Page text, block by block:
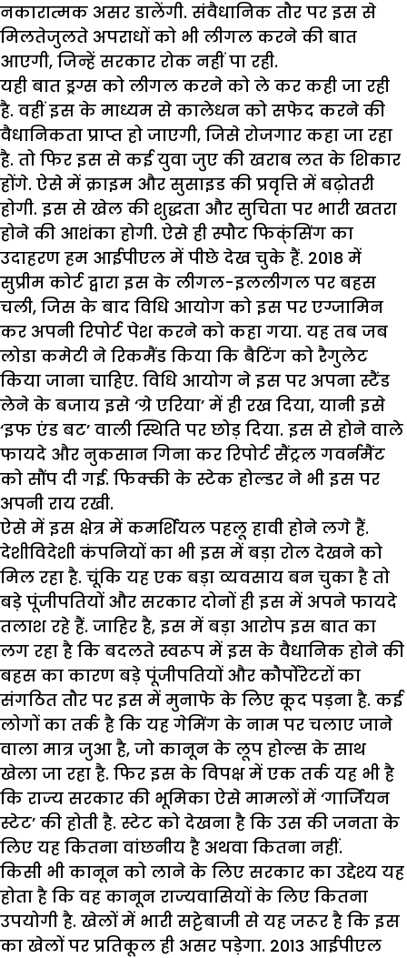
नकारात्मक असर डालेंगी. संवैधानिक तौर पर इस से
मिलतेजुलते अपराधों को भी लीगल करने की बात
आएगी, जिन्हें सरकार रोक नहीं पा रही.
यही बात ड्रग्स को लीगल करने को ले कर कही जा रही
है. वहीं इस के माध्यम से कालेधन को सफेद करने की
वैधानिकता प्राप्त हो जाएगी, जिसे रोजगार कहा जा रहा
है. तो फिर इस से कई युवा जुए की खराब लत के शिकार
होंगे. ऐसे में क्राइम और सुसाइड की प्रवृत्ति में बढ़ोतरी
होगी. इस से खेल की शुद्धता और सुचिता पर भारी खतरा
होने की आशंका होगी. ऐसे ही स्पौट फिक्ंसिंग का
उदाहरण हम आईपीएल में पीछे देख चुके हैं. 2018 में
सुप्रीम कोर्ट द्वारा इस के लीगल-इललीगल पर बहस
चली, जिस के बाद विधि आयोग को इस पर एग्जामिन
कर अपनी रिपोर्ट पेश करने को कहा गया. यह तब जब
लोडा कमेटी ने रिकमैंड किया कि बैटिंग को रैगुलेट
किया जाना चाहिए. विधि आयोग ने इस पर अपना स्टैंड
लेने के बजाय इसे ‘ग्रे एरिया’ में ही रख दिया, यानी इसे
‘इफ एंड बट’ वाली स्थिति पर छोड़ दिया. इस से होने वाले
फायदे और नुकसान गिना कर रिपोर्ट सैंट्रल गवर्नमैंट
को सौंप दी गई. फिक्की के स्टेक होल्डर ने भी इस पर
अपनी राय रखी.
ऐसे में इस क्षेत्र में कमर्शियल पहलू हावी होने लगे हैं.
देशीविदेशी कंपनियों का भी इस में बड़ा रोल देखने को
मिल रहा है. चूंकि यह एक बड़ा व्यवसाय बन चुका है तो
बड़े पूंजीपतियों और सरकार दोनों ही इस में अपने फायदे
तलाश रहे हैं. जाहिर है, इस में बड़ा आरोप इस बात का
लग रहा है कि बदलते स्वरूप में इस के वैधानिक होने की
बहस का कारण बड़े पूंजीपतियों और कौर्पोरेटरों का
संगठित तौर पर इस में मुनाफे के लिए कूद पड़ना है. कई
लोगों का तर्क है कि यह गेमिंग के नाम पर चलाए जाने
वाला मात्र जुआ है, जो कानून के लूप होल्स के साथ
खेला जा रहा है. फिर इस के विपक्ष में एक तर्क यह भी है
कि राज्य सरकार की भूमिका ऐसे मामलों में ‘गार्जियन
स्टेट’ की होती है. स्टेट को देखना है कि उस की जनता के
लिए यह कितना वांछनीय है अथवा कितना नहीं.
किसी भी कानून को लाने के लिए सरकार का उद्देश्य यह
होता है कि वह कानून राज्यवासियों के लिए कितना
उपयोगी है. खेलों में भारी सट्टेबाजी से यह जरूर है कि इस
का खेलों पर प्रतिकूल ही असर पड़ेगा. 2013 आईपीएल